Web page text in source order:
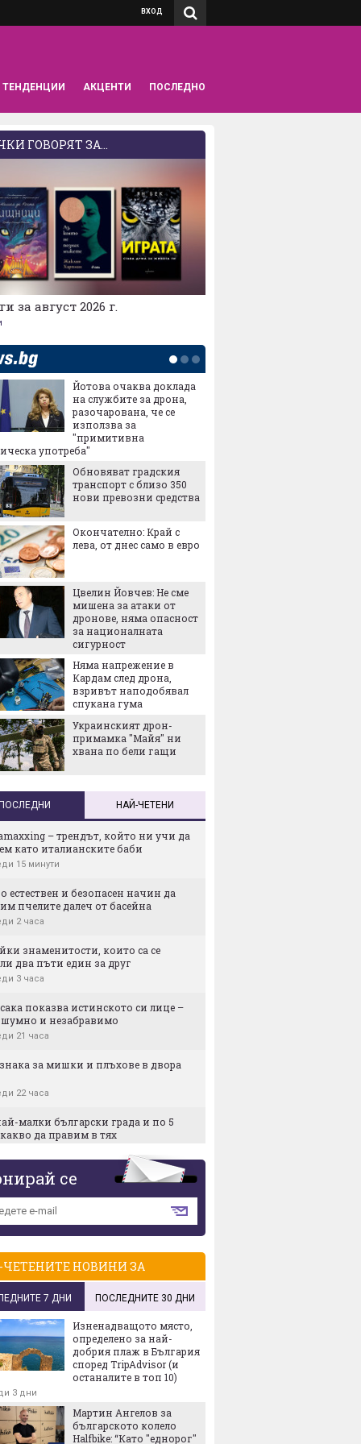
ВХОД
ТЕНДЕНЦИИ АКЦЕНТИ ПОСЛЕДНО
ГОВОРЯТ ЗА...
за август 2026 г.
Йотова очаква доклада
на службите за дрона,
разочарована, че се
използва за
"примитивна
употреба"
Обновяват градския
транспорт с близо 350
нови превозни средства
Окончателно: Край с
лева, от днес само в евро
Цвелин Йовчев: Не сме
мишена за атаки от
дронове, няма опасност
за националната
сигурност
Няма напрежение в
Кардам след дрона,
взривът наподобявал
спукана гума
Украинският дрон-
примамка "Майя" ни
хвана по бели гащи
НАЙ-ЧЕТЕНИ
– трендът, който ни учи да
като италианските баби
15 минути
естествен и безопасен начин да
пчелите далеч от басейна
2 часа
знаменитости, които са се
два пъти един за друг
3 часа
показва истинското си лице –
шумно и незабравимо
21 часа
за мишки и плъхове в двора
22 часа
малки български градa и по 5
да правим в тях
освежаваща и здравословна:
салата, която е идеална за
1 ден
Федерер на 45
1 ден
аптечка: какво задължително да
със себе си в планината
1 ден
се
НОВИНИ ЗА
7 ДНИ ПОСЛЕДНИТЕ 30 ДНИ
Изненадващото място,
определено за най-
добрия плаж в България
според TripAdvisor (и
останалите в топ 10)
3 дни
Мартин Ангелов за
българското колело
Halfbike: “Като "еднорог"